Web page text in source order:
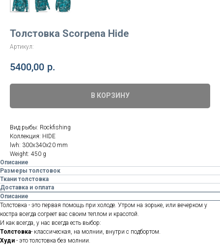
Толстовка Scorpena Hide
Артикул:
5400,00 р.
В КОРЗИНУ
Вид рыбы: Rockfishing
Коллекция: HIDE
lwh: 300x340x20 mm
Weight: 450 g
Описание
Размеры толстовок
Ткани толстовка
Доставка и оплата
Описание
Толстовка - это первая помощь при холоде. Утром на зорьке, или вечерком у
костра всегда согреет вас своим теплом и красотой.
И как всегда, у нас всегда есть выбор:
Толстовка- классическая, на молнии, внутри с подбортом.
Худи - это толстовка без молнии.